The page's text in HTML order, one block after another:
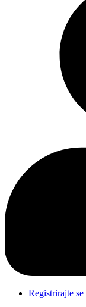
Registrirajte se